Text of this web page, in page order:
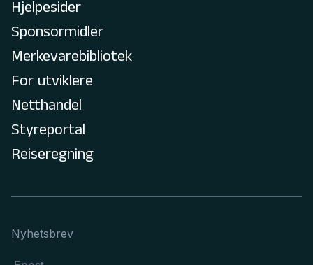
Hjelpesider
Sponsormidler
Merkevarebibliotek
For utviklere
Netthandel
Styreportal
Reiseregning
Nyhetsbrev